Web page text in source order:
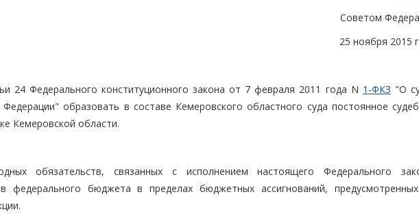
Советом
25 ноября 2015
24 Федерального конституционного закона от 7 февраля 2011 года N 1-ФКЗ "О
образовать в составе Кемеровского областного суда постоянное
Кемеровской области.
обязательств, связанных с исполнением настоящего Федерального
федерального бюджета в пределах бюджетных ассигнований,